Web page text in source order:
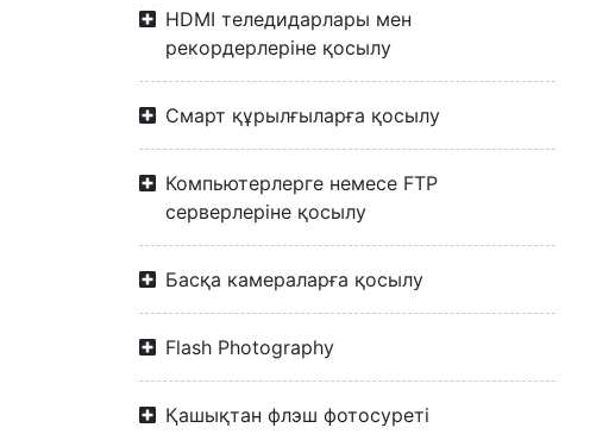
HDMI теледидарлары мен
рекордерлеріне қосылу
Смарт құрылғыларға қосылу
Компьютерлерге немесе FTP
серверлеріне қосылу
Басқа камераларға қосылу
Flash Photography
Қашықтан флэш фотосуреті